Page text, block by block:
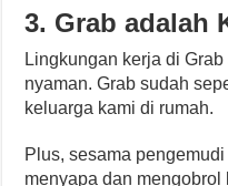
3. Grab adalah
Lingkungan kerja di
nyaman. Grab sudah
keluarga kami di rumah.
Plus, sesama
menyapa dan